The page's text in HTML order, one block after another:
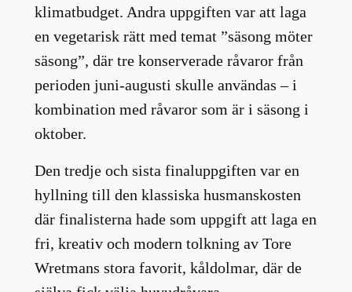
klimatbudget. Andra uppgiften var att laga
en vegetarisk rätt med temat ”säsong möter
säsong”, där tre konserverade råvaror från
perioden juni-augusti skulle användas – i
kombination med råvaror som är i säsong i
oktober.
Den tredje och sista finaluppgiften var en
hyllning till den klassiska husmanskosten
där finalisterna hade som uppgift att laga en
fri, kreativ och modern tolkning av Tore
Wretmans stora favorit, kåldolmar, där de